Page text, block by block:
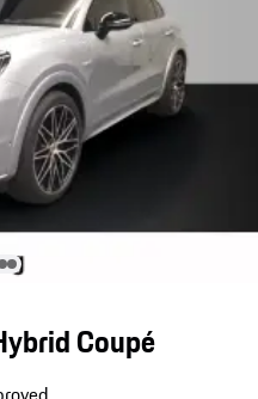
Coupé